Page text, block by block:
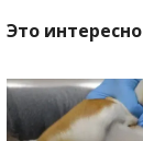
Это интересно